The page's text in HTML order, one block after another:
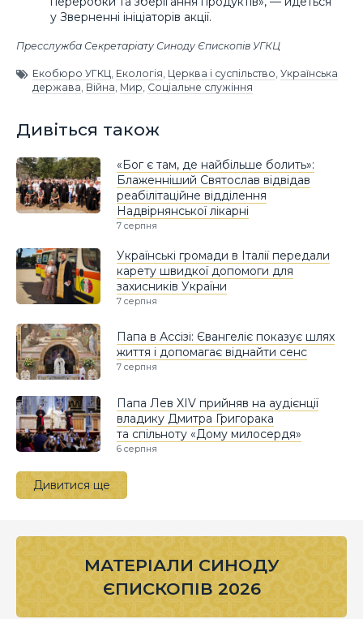
у Зверненні ініціаторів акції.
Пресслужба Секретаріату Синоду Єпископів УГКЦ
Екобюро УГКЦ, Екологія, Церква і суспільство, Українська
держава, Війна, Мир, Соціальне служіння
Дивіться також
«Бог є там, де найбільше болить»:
Блаженніший Святослав відвідав
реабілітаційне відділення
Надвірнянської лікарні
7 серпня
Українські громади в Італії передали
карету швидкої допомоги для
захисників України
7 серпня
Папа в Ассізі: Євангеліє показує шлях
життя і допомагає віднайти сенс
7 серпня
Папа Лев XIV прийняв на аудієнції
владику Дмитра Григорака
та спільноту «Дому милосердя»
6 серпня
Дивитися ще
МАТЕРІАЛИ СИНОДУ
ЄПИСКОПІВ 2026